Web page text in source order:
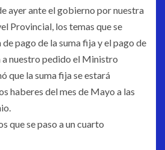
ayer ante el gobierno por nuestra
Provincial, los temas que se
pago de la suma fija y el pago de
a nuestro pedido el Ministro
que la suma fija se estará
haberes del mes de Mayo a las
que se paso a un cuarto